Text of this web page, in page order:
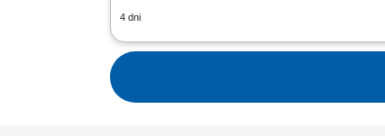
4 dni
Montaż klimatyzacji Split, multi